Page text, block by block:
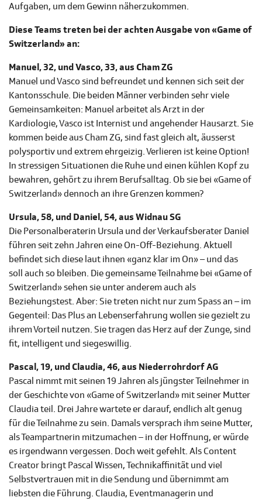
Aufgaben, um dem Gewinn näherzukommen.
Diese Teams treten bei der achten Ausgabe von «Game of
Switzerland» an:
Manuel, 32, und Vasco, 33, aus Cham ZG
Manuel und Vasco sind befreundet und kennen sich seit der
Kantonsschule. Die beiden Männer verbinden sehr viele
Gemeinsamkeiten: Manuel arbeitet als Arzt in der
Kardiologie, Vasco ist Internist und angehender Hausarzt. Sie
kommen beide aus Cham ZG, sind fast gleich alt, äusserst
polysportiv und extrem ehrgeizig. Verlieren ist keine Option!
In stressigen Situationen die Ruhe und einen kühlen Kopf zu
bewahren, gehört zu ihrem Berufsalltag. Ob sie bei «Game of
Switzerland» dennoch an ihre Grenzen kommen?
Ursula, 58, und Daniel, 54, aus Widnau SG
Die Personalberaterin Ursula und der Verkaufsberater Daniel
führen seit zehn Jahren eine On-Off-Beziehung. Aktuell
befindet sich diese laut ihnen «ganz klar im On» – und das
soll auch so bleiben. Die gemeinsame Teilnahme bei «Game of
Switzerland» sehen sie unter anderem auch als
Beziehungstest. Aber: Sie treten nicht nur zum Spass an – im
Gegenteil: Das Plus an Lebenserfahrung wollen sie gezielt zu
ihrem Vorteil nutzen. Sie tragen das Herz auf der Zunge, sind
fit, intelligent und siegeswillig.
Pascal, 19, und Claudia, 46, aus Niederrohrdorf AG
Pascal nimmt mit seinen 19 Jahren als jüngster Teilnehmer in
der Geschichte von «Game of Switzerland» mit seiner Mutter
Claudia teil. Drei Jahre wartete er darauf, endlich alt genug
für die Teilnahme zu sein. Damals versprach ihm seine Mutter,
als Teampartnerin mitzumachen – in der Hoffnung, er würde
es irgendwann vergessen. Doch weit gefehlt. Als Content
Creator bringt Pascal Wissen, Technikaffinität und viel
Selbstvertrauen mit in die Sendung und übernimmt am
liebsten die Führung. Claudia, Eventmanagerin und